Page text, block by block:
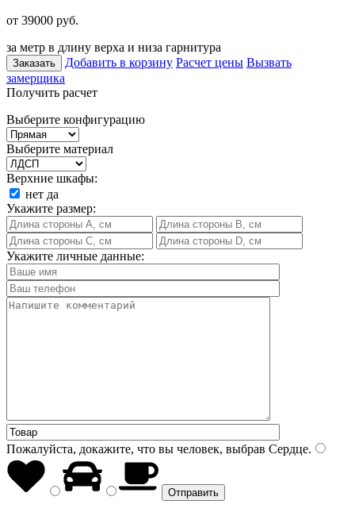
от 39000 руб.
за метр в длину верха и низа гарнитура
Заказать Добавить в корзину Расчет цены Вызвать
замерщика
Получить расчет
Выберите конфигурацию
Выберите материал
Верхние шкафы:
нет да
Укажите размер:
Укажите личные данные:
Пожалуйста, докажите, что вы человек, выбрав Сердце.